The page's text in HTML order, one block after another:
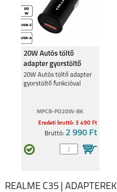
20W Autós töltő
adapter gyorstöltő
funkcióval
20W Autós töltő adapter
gyorstöltő funkcióval
MPCB-PD20W-BK
Eredeti bruttó: 3 490 Ft
Bruttó: 2 990 Ft
REALME C35 | ADAPTEREK